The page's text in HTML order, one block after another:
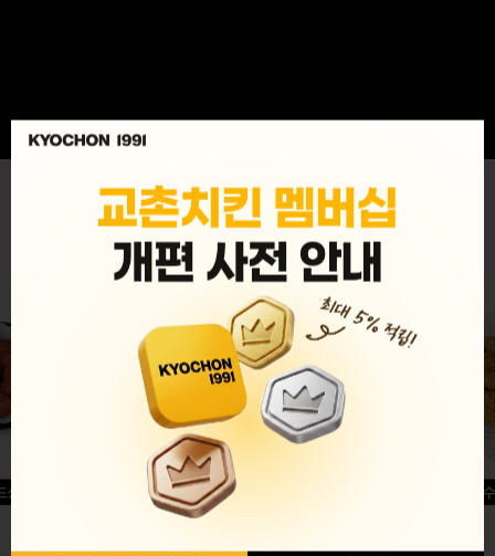
MENU
글윙
반반순살[레드+허니]
허니옥